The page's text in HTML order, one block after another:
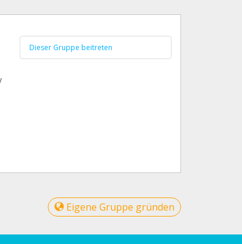
Dieser Gruppe beitreten
Eigene Gruppe gründen